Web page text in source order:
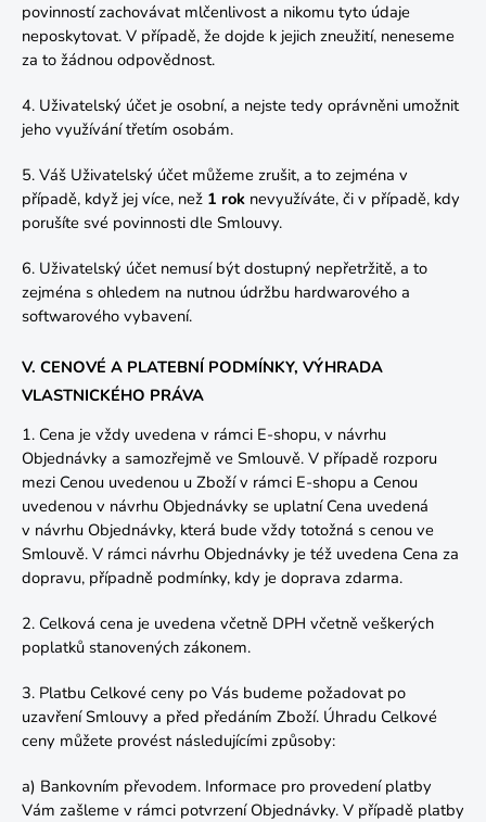
povinností zachovávat mlčenlivost a nikomu tyto údaje
neposkytovat. V případě, že dojde k jejich zneužití, neneseme
za to žádnou odpovědnost.
4. Uživatelský účet je osobní, a nejste tedy oprávněni umožnit
jeho využívání třetím osobám.
5. Váš Uživatelský účet můžeme zrušit, a to zejména v
případě, když jej více, než 1 rok nevyužíváte, či v případě, kdy
porušíte své povinnosti dle Smlouvy.
6. Uživatelský účet nemusí být dostupný nepřetržitě, a to
zejména s ohledem na nutnou údržbu hardwarového a
softwarového vybavení.
V. CENOVÉ A PLATEBNÍ PODMÍNKY, VÝHRADA
VLASTNICKÉHO PRÁVA
1. Cena je vždy uvedena v rámci E-shopu, v návrhu
Objednávky a samozřejmě ve Smlouvě. V případě rozporu
mezi Cenou uvedenou u Zboží v rámci E-shopu a Cenou
uvedenou v návrhu Objednávky se uplatní Cena uvedená
v návrhu Objednávky, která bude vždy totožná s cenou ve
Smlouvě. V rámci návrhu Objednávky je též uvedena Cena za
dopravu, případně podmínky, kdy je doprava zdarma.
2. Celková cena je uvedena včetně DPH včetně veškerých
poplatků stanovených zákonem.
3. Platbu Celkové ceny po Vás budeme požadovat po
uzavření Smlouvy a před předáním Zboží. Úhradu Celkové
ceny můžete provést následujícími způsoby:
a) Bankovním převodem. Informace pro provedení platby
Vám zašleme v rámci potvrzení Objednávky. V případě platby